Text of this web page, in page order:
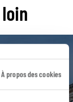
À propos des cookies